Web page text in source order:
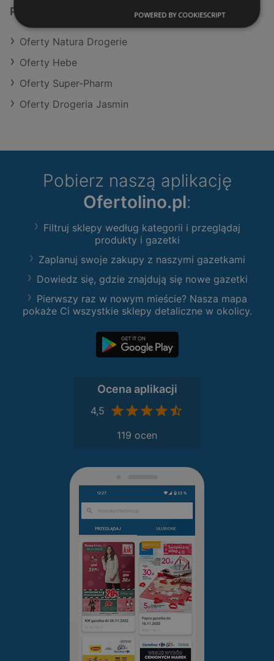
Podobne sklepy detaliczne
Oferty Natura Drogerie
Oferty Hebe
Oferty Super-Pharm
Oferty Drogeria Jasmin
Pobierz naszą aplikację
Ofertolino.pl:
Filtruj sklepy według kategorii i przeglądaj
produkty i gazetki
Zaplanuj swoje zakupy z naszymi gazetkami
Dowiedz się, gdzie znajdują się nowe gazetki
Pierwszy raz w nowym mieście? Nasza mapa
pokaże Ci wszystkie sklepy detaliczne w okolicy.
Ocena aplikacji
4,5
119 ocen
POWERED BY COOKIESCRIPT